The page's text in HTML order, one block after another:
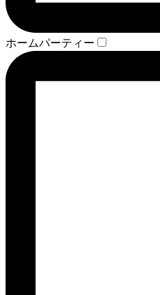
ホームパーティー